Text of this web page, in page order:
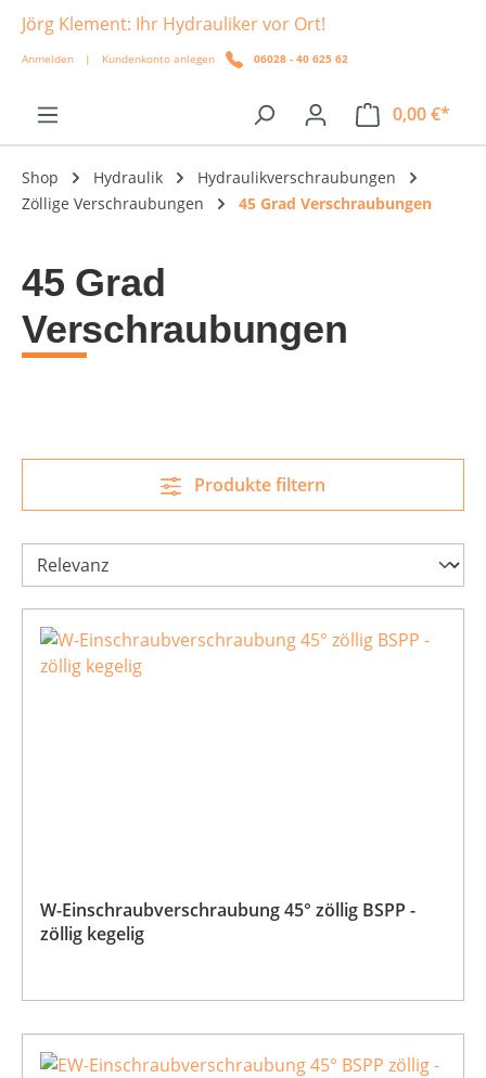
springen
Jörg Klement: Ihr Hydrauliker vor Ort!
Anmelden | Kundenkonto anlegen 06028 - 40 625 62
0,00 €*
Shop Hydraulik
Hydraulikverschraubungen
Zöllige Verschraubungen
45 Grad Verschraubungen
45 Grad
Verschraubungen
Produkte filtern
W-Einschraubverschraubung 45° zöllig BSPP -
zöllig kegelig